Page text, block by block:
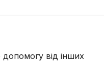
від інших